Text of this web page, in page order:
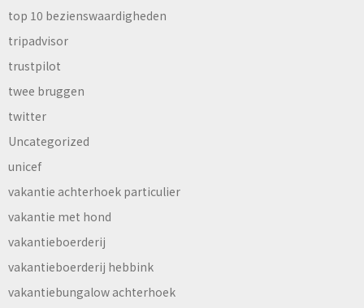
top 10 bezienswaardigheden
tripadvisor
trustpilot
twee bruggen
twitter
Uncategorized
unicef
vakantie achterhoek particulier
vakantie met hond
vakantieboerderij
vakantieboerderij hebbink
vakantiebungalow achterhoek